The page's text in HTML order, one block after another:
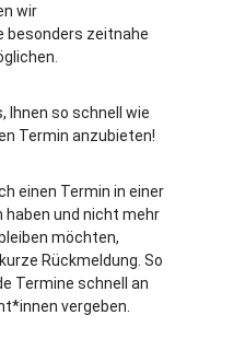
wir
besonders zeitnahe
Ihnen so schnell wie
Termin anzubieten!
einen Termin in einer
haben und nicht mehr
möchten,
Rückmeldung. So
Termine schnell an
vergeben.